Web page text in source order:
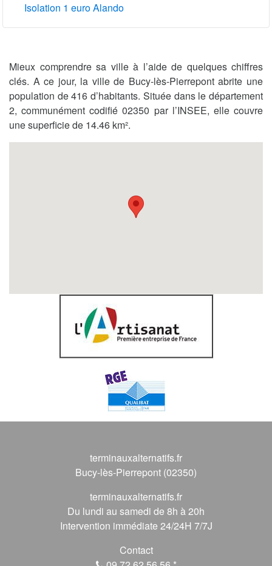
Isolation 1 euro Alando
Mieux comprendre sa ville à l’aide de quelques chiffres
clés. A ce jour, la ville de Bucy-lès-Pierrepont abrite une
population de 416 d’habitants. Située dans le département
2, communément codifié 02350 par l’INSEE, elle couvre
une superficie de 14.46 km².
terminauxalternatifs.fr
Bucy-lès-Pierrepont (02350)
terminauxalternatifs.fr
Du lundi au samedi de 8h à 20h
Intervention immédiate 24/24H 7/7J
Contact